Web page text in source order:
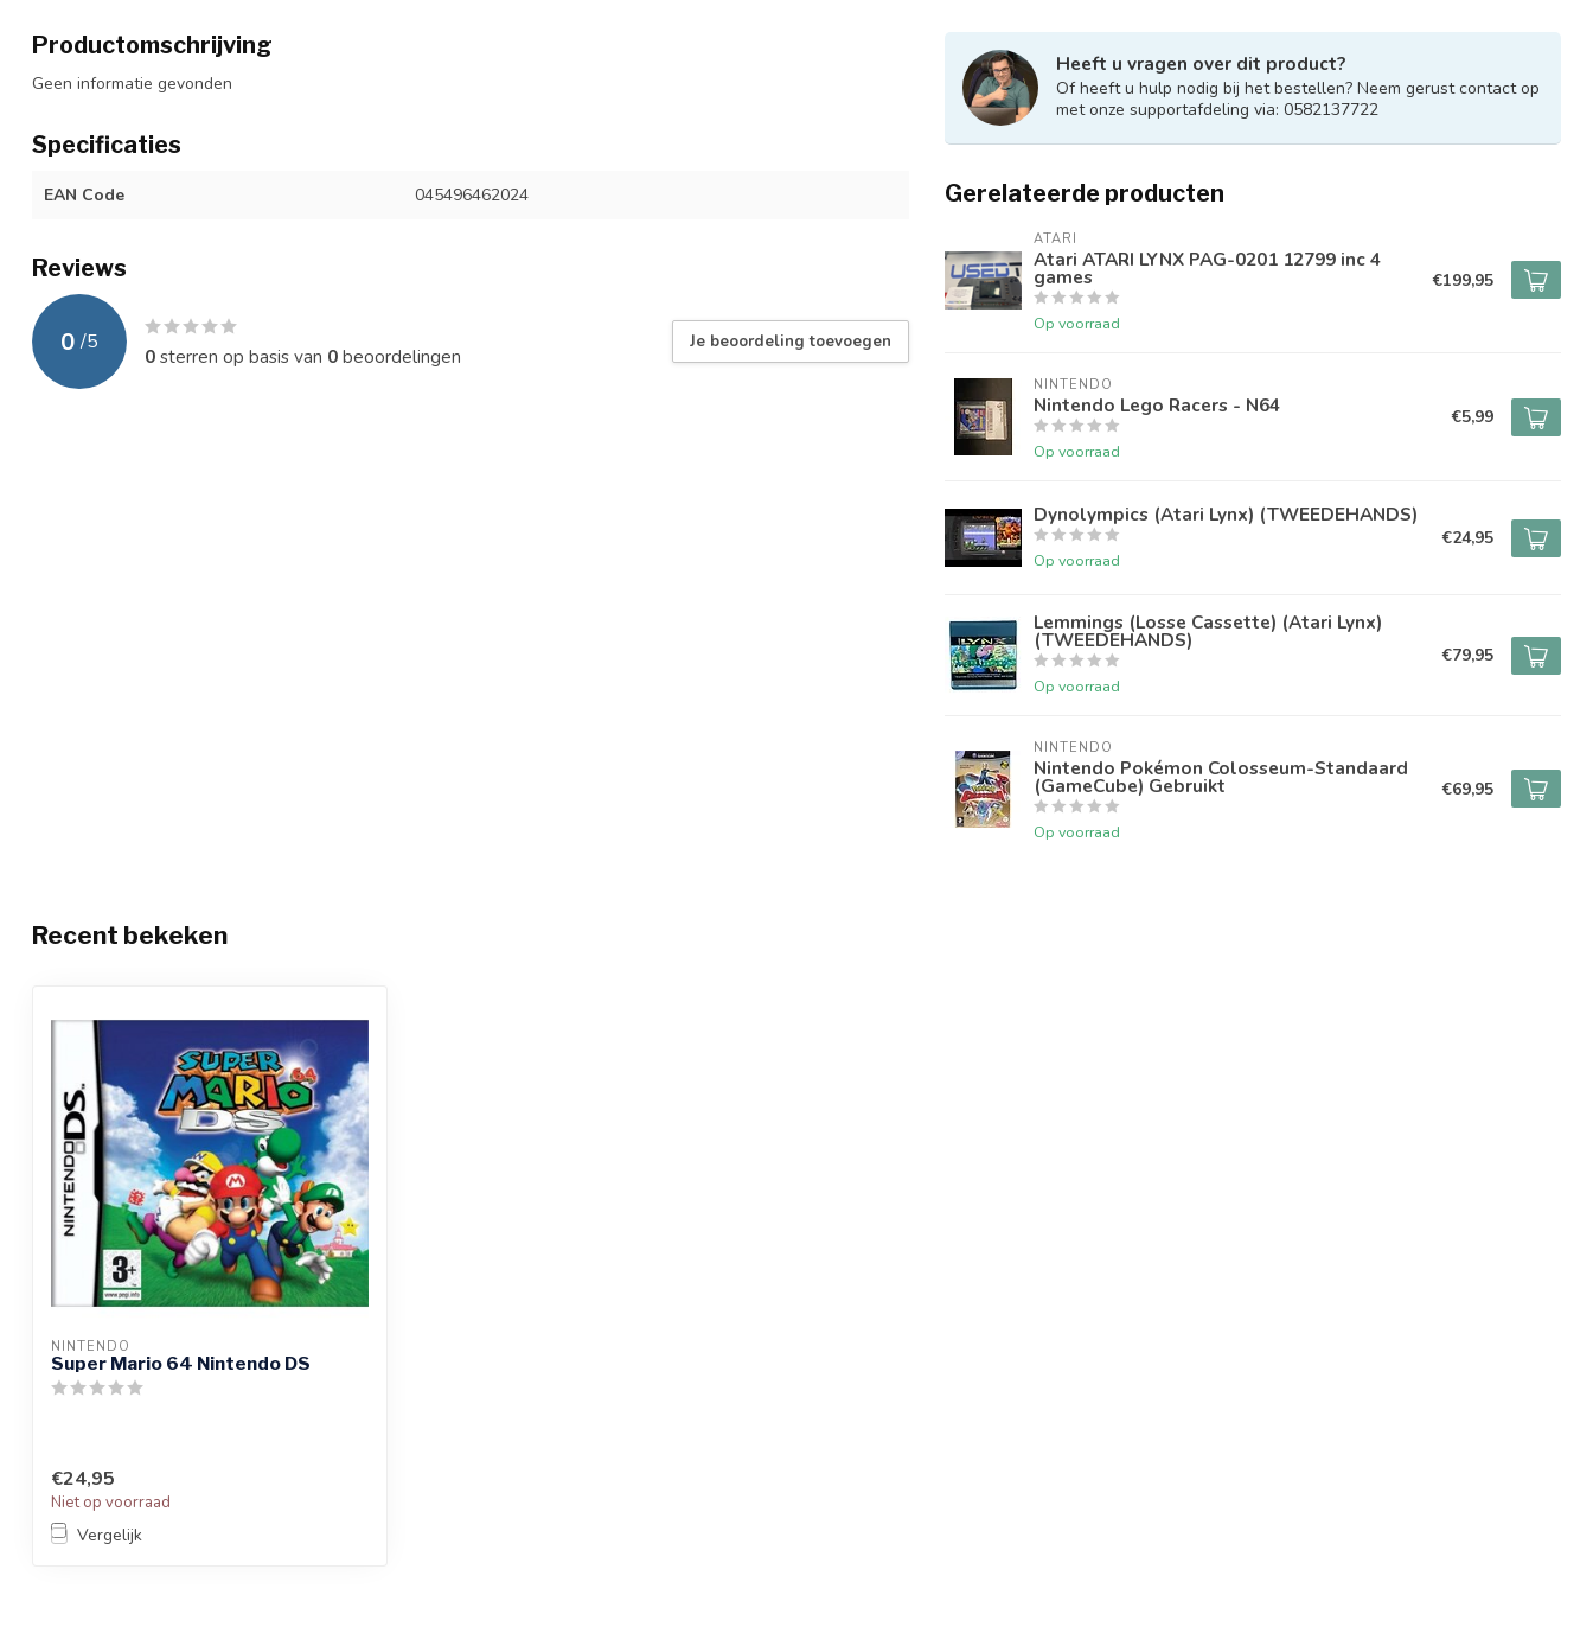
Productomschrijving
Geen informatie gevonden
Specificaties
EAN Code 045496462024
Reviews
0 /5
0sterren op basis van 0beoordelingen
Je beoordeling toevoegen
Heeft u vragen over dit product?
Of heeft u hulp nodig bij het bestellen? Neem gerust contact op
met onze supportafdeling via: 0582137722
Gerelateerde producten
ATARI
Atari ATARI LYNX PAG-0201 12799 inc 4
games
Op voorraad
€199,95
NINTENDO
Nintendo Lego Racers - N64
Op voorraad
€5,99
Dynolympics (Atari Lynx) (TWEEDEHANDS)
Op voorraad
€24,95
Lemmings (Losse Cassette) (Atari Lynx)
(TWEEDEHANDS)
Op voorraad
€79,95
NINTENDO
Nintendo Pokémon Colosseum-Standaard
(GameCube) Gebruikt
Op voorraad
€69,95
Recent bekeken
NINTENDO
Super Mario 64 Nintendo DS
€24,95
Niet op voorraad
Vergelijk